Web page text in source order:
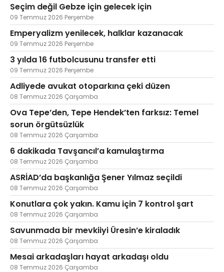
Seçim değil Gebze için gelecek için
09 Temmuz 2026 Perşembe
Emperyalizm yenilecek, halklar kazanacak
09 Temmuz 2026 Perşembe
3 yılda 16 futbolcusunu transfer etti
09 Temmuz 2026 Perşembe
Adliyede avukat otoparkına çeki düzen
08 Temmuz 2026 Çarşamba
Ova Tepe’den, Tepe Hendek’ten farksız: Temel
sorun örgütsüzlük
08 Temmuz 2026 Çarşamba
6 dakikada Tavşancıl’a kamulaştırma
08 Temmuz 2026 Çarşamba
ASRİAD’da başkanlığa Şener Yılmaz seçildi
08 Temmuz 2026 Çarşamba
Konutlara çok yakın. Kamu için 7 kontrol şart
08 Temmuz 2026 Çarşamba
Savunmada bir mevkiiyi Üresin’e kiraladık
08 Temmuz 2026 Çarşamba
Mesai arkadaşları hayat arkadaşı oldu
08 Temmuz 2026 Çarşamba